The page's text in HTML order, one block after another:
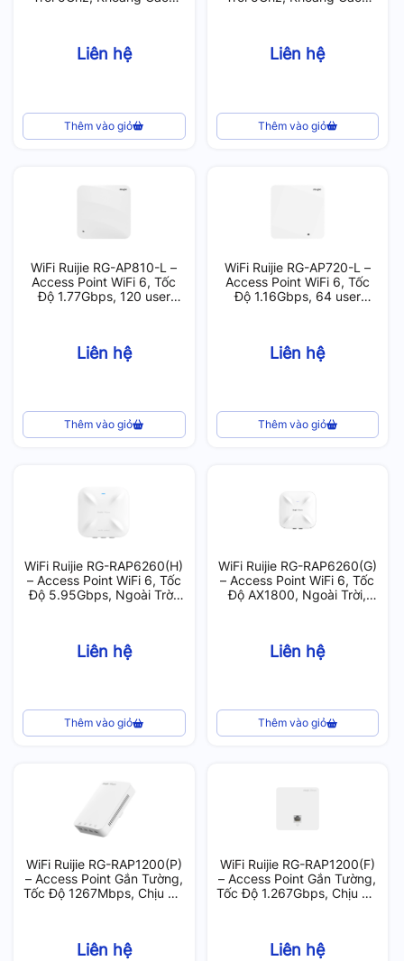
Liên hệ
Thêm vào giỏ
Liên hệ
Thêm vào giỏ
WiFi Ruijie RG-AP810-L –
Access Point WiFi 6, Tốc
Độ 1.77Gbps, 120 user
Liên hệ
Thêm vào giỏ
WiFi Ruijie RG-AP720-L –
Access Point WiFi 6, Tốc
Độ 1.16Gbps, 64 user
Liên hệ
Thêm vào giỏ
WiFi Ruijie RG-RAP6260(H)
– Access Point WiFi 6, Tốc
Độ 5.95Gbps, Ngoài Trời,
Liên hệ
Thêm vào giỏ
WiFi Ruijie RG-RAP6260(G)
– Access Point WiFi 6, Tốc
Độ AX1800, Ngoài Trời,
Liên hệ
Thêm vào giỏ
WiFi Ruijie RG-RAP1200(P)
– Access Point Gắn Tường,
Tốc Độ 1267Mbps, Chịu Tải
Liên hệ
WiFi Ruijie RG-RAP1200(F)
– Access Point Gắn Tường,
Tốc Độ 1.267Gbps, Chịu Tải
Liên hệ